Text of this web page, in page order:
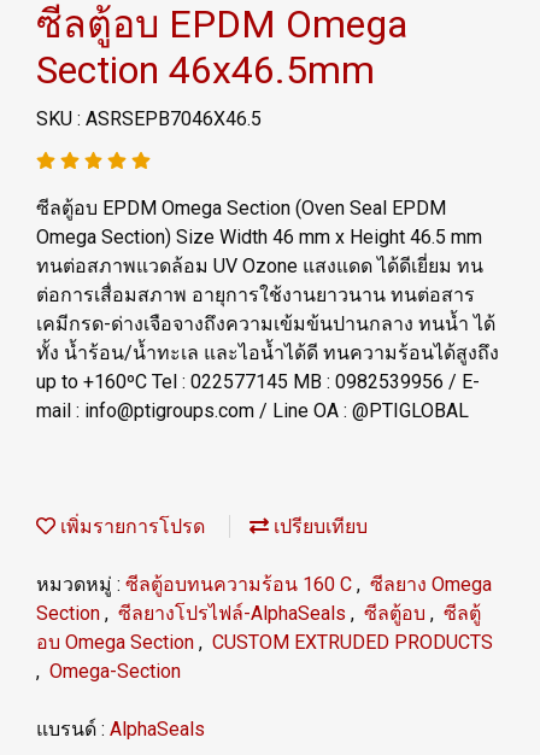
ซีลตู้อบ EPDM Omega
Section 46x46.5mm
SKU : ASRSEPB7046X46.5
ซีลตู้อบ EPDM Omega Section (Oven Seal EPDM
Omega Section) Size Width 46 mm x Height 46.5 mm
ทนต่อสภาพแวดล้อม UV Ozone แสงแดด ได้ดีเยี่ยม ทน
ต่อการเสื่อมสภาพ อายุการใช้งานยาวนาน ทนต่อสาร
เคมีกรด-ด่างเจือจางถึงความเข้มข้นปานกลาง ทนน้ำ ได้
ทั้ง น้ำร้อน/น้ำทะเล และไอน้ำได้ดี ทนความร้อนได้สูงถึง
up to +160ºC Tel : 022577145 MB : 0982539956 / E-
mail : info@ptigroups.com / Line OA : @PTIGLOBAL
เพิ่มรายการโปรด เปรียบเทียบ
หมวดหมู่ : ซีลตู้อบทนความร้อน 160 C , ซีลยาง Omega
Section , ซีลยางโปรไฟล์-AlphaSeals , ซีลตู้อบ , ซีลตู้
อบ Omega Section , CUSTOM EXTRUDED PRODUCTS
, Omega-Section
แบรนด์ : AlphaSeals